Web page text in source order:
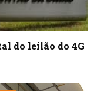
do leilão do 4G